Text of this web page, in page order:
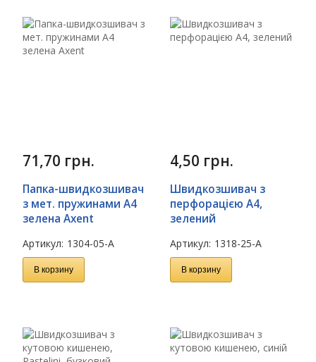
71,70 грн.
Папка-швидкозшивач
з мет. пружинами А4
зелена Axent
Артикул: 1304-05-A
В корзину
4,50 грн.
Швидкозшивач з
перфорацією А4,
зелений
Артикул: 1318-25-A
В корзину